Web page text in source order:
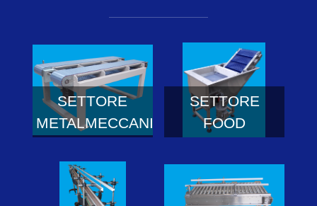
SETTORE
METALMECCANICO
SETTORE
FOOD